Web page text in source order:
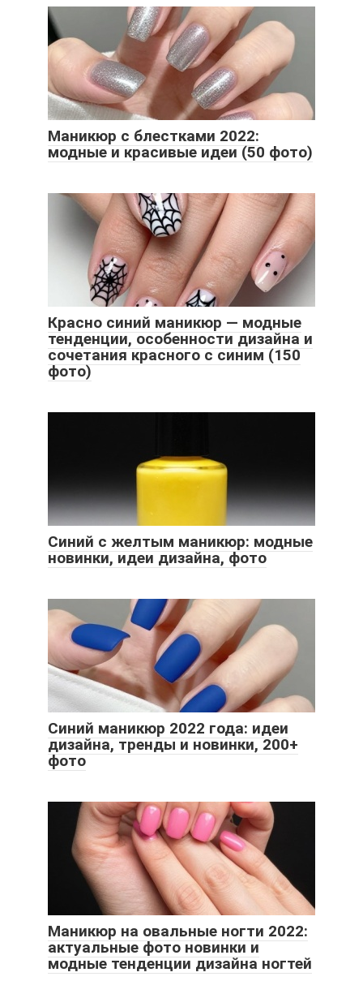
Маникюр с блестками 2022:
модные и красивые идеи (50 фото)
Красно синий маникюр — модные
тенденции, особенности дизайна и
сочетания красного с синим (150
фото)
Синий с желтым маникюр: модные
новинки, идеи дизайна, фото
Синий маникюр 2022 года: идеи
дизайна, тренды и новинки, 200+
фото
Маникюр на овальные ногти 2022:
актуальные фото новинки и
модные тенденции дизайна ногтей